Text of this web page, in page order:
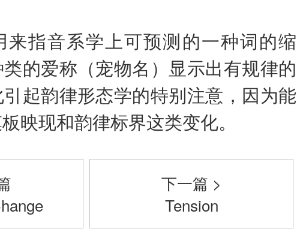
来指音系学上可预测的一种词的缩
的爱称（宠物名）显示出有规律的
起韵律形态学的特别注意，因为能
映现和韵律标界这类变化。
下一篇 >
Tension